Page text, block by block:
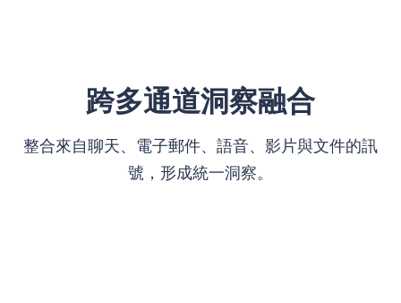
跨多通道洞察融合
整合來自聊天、電子郵件、語音、影片與文件的訊
號，形成統一洞察。